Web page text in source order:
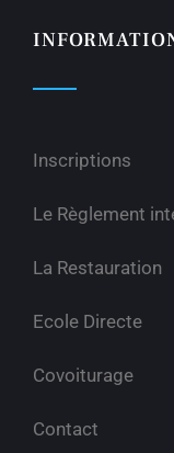
Inscriptions
Le Règlement
La Restauration
Ecole Directe
Covoiturage
Contact